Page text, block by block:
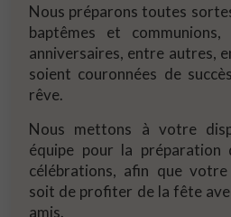
Nous préparons toutes
baptêmes et
anniversaires, entre autres,
soient couronnées de
rêve.
Nous mettons à votre
équipe pour la
célébrations, afin que
soit de profiter de la fête
amis.